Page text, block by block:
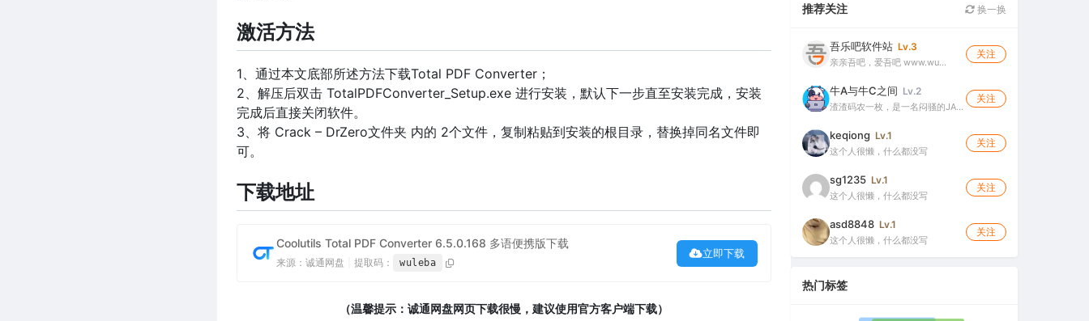
激活方法
1、通过本文底部所述方法下载Total PDF Converter；
2、解压后双击 TotalPDFConverter_Setup.exe 进行安装，默认下一步直至安装完成，安装
完成后直接关闭软件。
3、将 Crack – DrZero文件夹 内的 2个文件，复制粘贴到安装的根目录，替换掉同名文件即
可。
下载地址
Coolutils Total PDF Converter 6.5.0.168 多语便携版下载
来源：诚通网盘 提取码： wuleba
立即下载
（温馨提示：诚通网盘网页下载很慢，建议使用官方客户端下载）
推荐关注 换一换
吾乐吧软件站 Lv.3
亲亲吾吧，爱吾吧 www.wu…
关注
牛A与牛C之间 Lv.2
渣渣码农一枚，是一名闷骚的JA…
关注
keqiong Lv.1
这个人很懒，什么都没写
关注
sg1235 Lv.1
这个人很懒，什么都没写
关注
asd8848 Lv.1
这个人很懒，什么都没写
关注
热门标签